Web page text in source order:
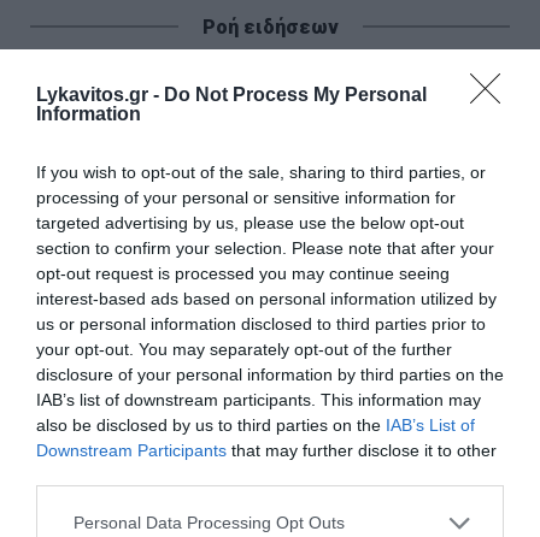
Lykavitos.gr - Do Not Process My Personal
Information
If you wish to opt-out of the sale, sharing to third parties, or
processing of your personal or sensitive information for
targeted advertising by us, please use the below opt-out
section to confirm your selection. Please note that after your
opt-out request is processed you may continue seeing
interest-based ads based on personal information utilized by
us or personal information disclosed to third parties prior to
your opt-out. You may separately opt-out of the further
disclosure of your personal information by third parties on the
IAB’s list of downstream participants. This information may
also be disclosed by us to third parties on the IAB’s List of
Downstream Participants that may further disclose it to other
Please note that this website/app uses one or more Google
Personal Data Processing Opt Outs
Ροή ειδήσεων
εγκαταλείπουν την Αθήνα
Αντίστροφη μέτρηση για την επέκταση του Μετρό
Θεσσαλονίκης – Πότε ανοίγει
Θεσσαλονίκη: Άγνωστοι τρύπησαν και δηλητηρίασαν
δέντρα στο κέντρο της πόλης
Νέα ταυτότητα: Τι αλλάζει σε ταξίδια, τράπεζες και
συναλλαγές με το Δημόσιο
Αγρότες: Πληρώθηκαν οι ενισχύσεις για τα λιπάσματα –
33,58 εκατ. ευρώ σε 67.746 αγρότες
χτυπήσει και ποιες περιοχές είναι σε Red Code